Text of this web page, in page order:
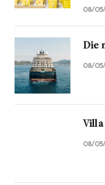
08/
Die
08/
Villa
08/